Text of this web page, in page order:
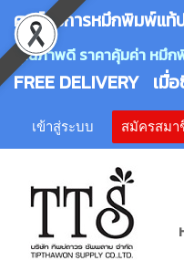
ศูนย์บริการหมึกพิมพ์แท้
คุณภาพดี ราคาคุ้มค่า หมึก
FREE DELIVERY เ
เข้าสู่ระบบ สมัครสมา